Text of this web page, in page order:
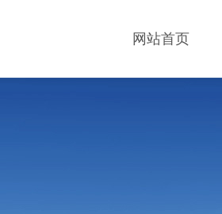
网站首页